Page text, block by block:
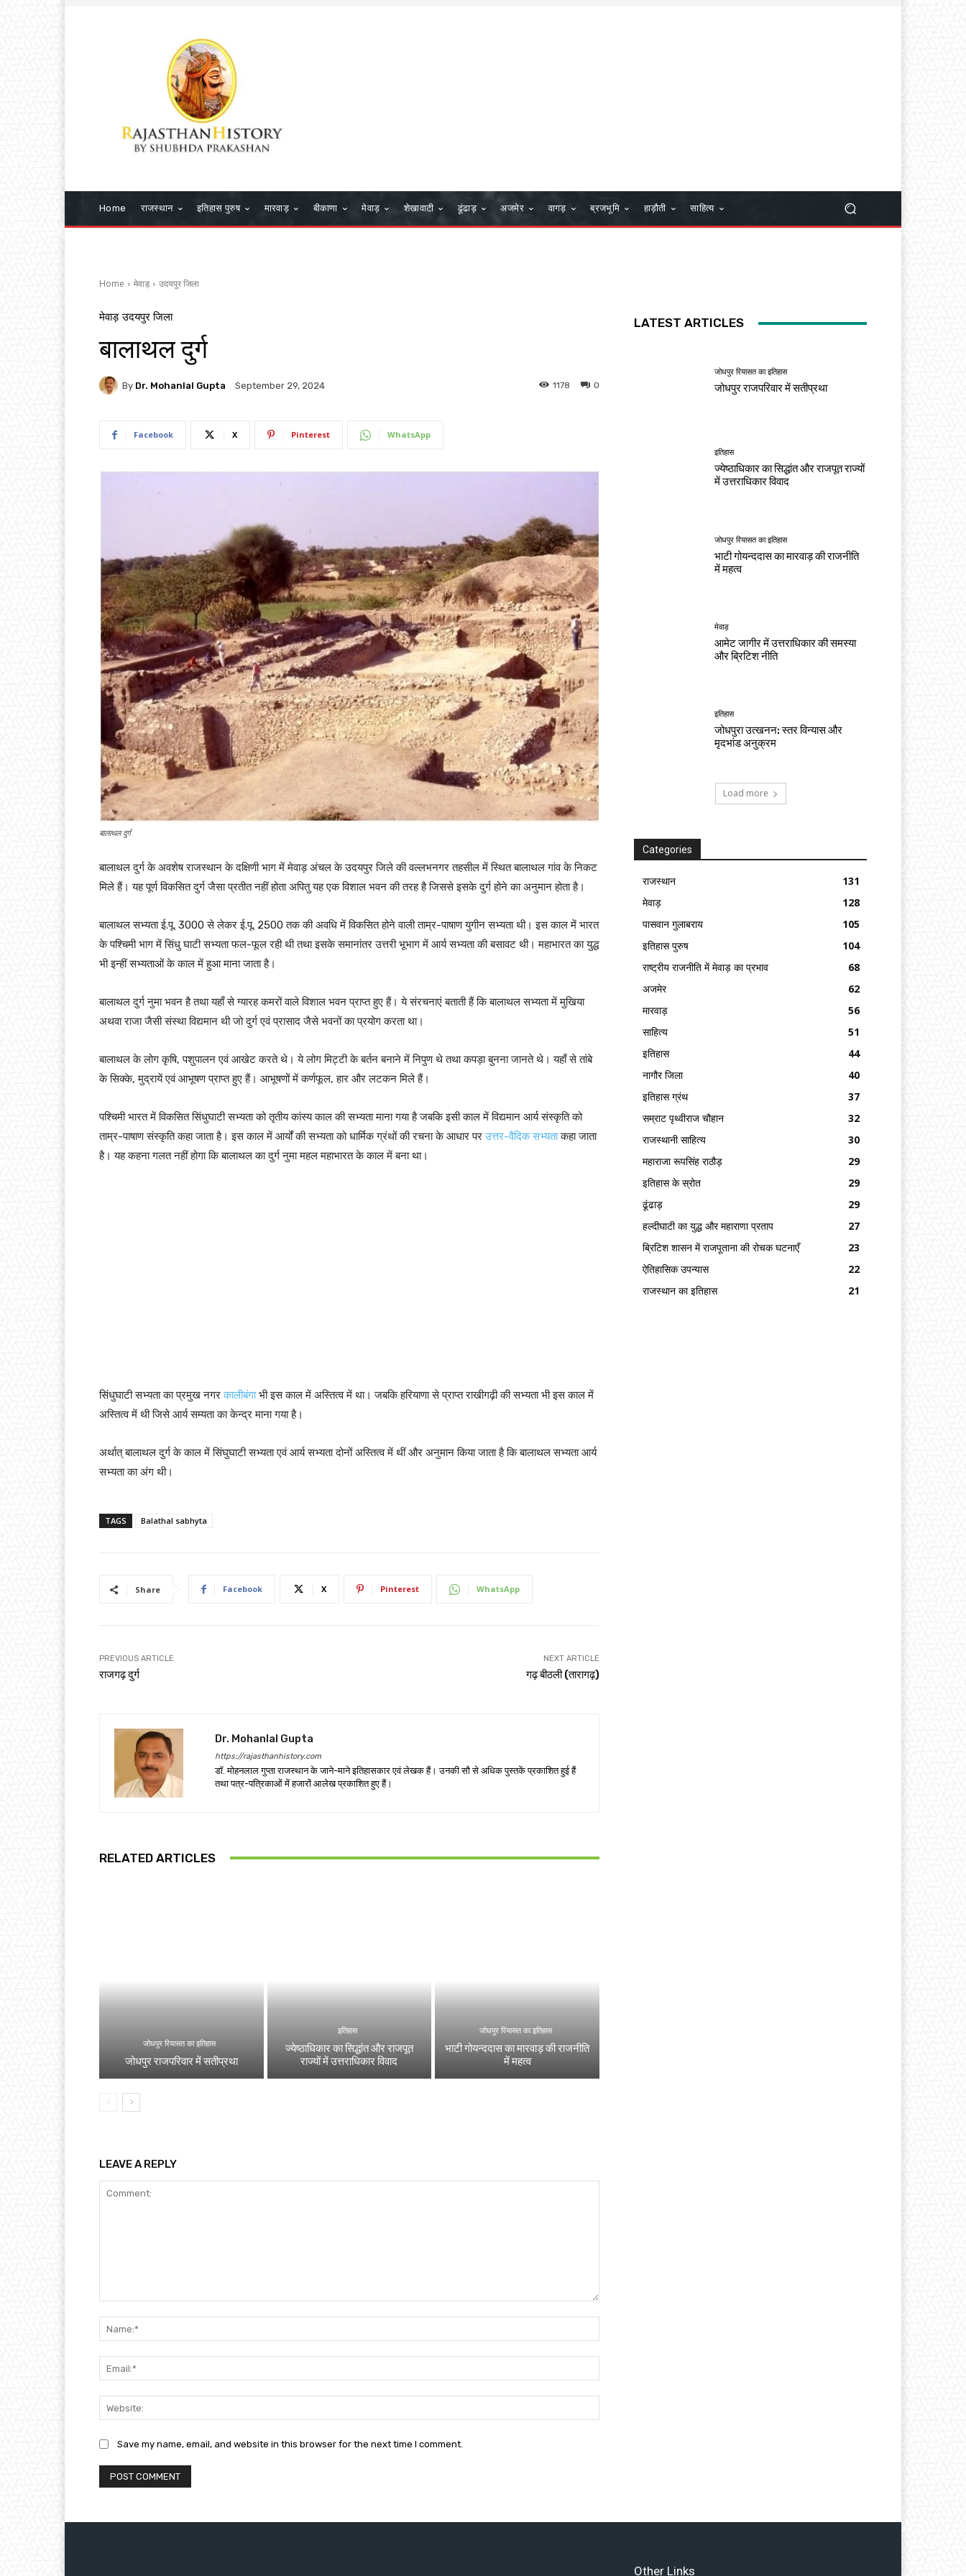
Home राजस्थान इतिहास पुरुष मारवाड़ बीकाणा मेवाड़ शेखावाटी ढूंढाड़ अजमेर वागड़ ब्रजभूमि हाड़ौती साहित्य
Home मेवाड़ उदयपुर जिला
मेवाड़ उदयपुर जिला
बालाथल दुर्ग
By Dr. Mohanlal Gupta September 29, 2024 0
1178
Facebook X Pinterest WhatsApp
बालाथल दुर्ग
बालाथल दुर्ग के अवशेष राजस्थान के दक्षिणी भाग में मेवाड़ अंचल के उदयपुर जिले की वल्लभनगर तहसील में स्थित बालाथल गांव के निकट
मिले हैं। यह पूर्ण विकसित दुर्ग जैसा प्रतीत नहीं होता अपितु यह एक विशाल भवन की तरह है जिससे इसके दुर्ग होने का अनुमान होता है।
बालाथल सभ्यता ई.पू. 3000 से लेकर ई.पू. 2500 तक की अवधि में विकसित होने वाली ताम्र-पाषाण युगीन सभ्यता थी। इस काल में भारत
के पश्चिमी भाग में सिंधु घाटी सभ्यता फल-फूल रही थी तथा इसके समानांतर उत्तरी भूभाग में आर्य सभ्यता की बसावट थी। महाभारत का युद्ध
भी इन्हीं सभ्यताओं के काल में हुआ माना जाता है।
बालाथल दुर्ग नुमा भवन है तथा यहाँ से ग्यारह कमरों वाले विशाल भवन प्राप्त हुए हैं। ये संरचनाएं बताती हैं कि बालाथल सभ्यता में मुखिया
अथवा राजा जैसी संस्था विद्यमान थी जो दुर्ग एवं प्रासाद जैसे भवनों का प्रयोग करता था।
बालाथल के लोग कृषि, पशुपालन एवं आखेट करते थे। ये लोग मिट्टी के बर्तन बनाने में निपुण थे तथा कपड़ा बुनना जानते थे। यहाँ से तांबे
के सिक्के, मुद्रायें एवं आभूषण प्राप्त हुए हैं। आभूषणों में कर्णफूल, हार और लटकन मिले हैं।
पश्चिमी भारत में विकसित सिंधुघाटी सभ्यता को तृतीय कांस्य काल की सभ्यता माना गया है जबकि इसी काल में विद्यमान आर्य संस्कृति को
ताम्र-पाषाण संस्कृति कहा जाता है। इस काल में आर्यों की सभ्यता को धार्मिक ग्रंथों की रचना के आधार परउत्तर-वैदिक सभ्यताकहा जाता
है। यह कहना गलत नहीं होगा कि बालाथल का दुर्ग नुमा महल महाभारत के काल में बना था।
सिंधुघाटी सभ्यता का प्रमुख नगरकालीबंगाभी इस काल में अस्तित्व में था। जबकि हरियाणा से प्राप्त राखीगढ़ी की सभ्यता भी इस काल में
अस्तित्व में थी जिसे आर्य सम्यता का केन्द्र माना गया है।
अर्थात् बालाथल दुर्ग के काल में सिंघुघाटी सभ्यता एवं आर्य सभ्यता दोनों अस्तित्व में थीं और अनुमान किया जाता है कि बालाथल सभ्यता आर्य
सभ्यता का अंग थी।
TAGS Balathal sabhyta
Share Facebook X Pinterest WhatsApp
PREVIOUS ARTICLE
राजगढ़ दुर्ग
NEXT ARTICLE
गढ़ बीठली (तारागढ़)
Dr. Mohanlal Gupta
https://rajasthanhistory.com
डॉ. मोहनलाल गुप्ता राजस्थान के जाने-माने इतिहासकार एवं लेखक हैं। उनकी सौ से अधिक पुस्तकें प्रकाशित हुई हैं
तथा पत्र-पत्रिकाओं में हजारों आलेख प्रकाशित हुए हैं।
RELATED ARTICLES
जोधपुर रियासत का इतिहास
जोधपुर राजपरिवार में सतीप्रथा
इतिहास
ज्येष्ठाधिकार का सिद्धांत और राजपूत
राज्यों में उत्तराधिकार विवाद
जोधपुर रियासत का इतिहास
भाटी गोयन्ददास का मारवाड़ की राजनीति
में महत्व
LEAVE A REPLY
Save my name, email, and website in this browser for the next time I comment.
LATEST ARTICLES
जोधपुर रियासत का इतिहास
जोधपुर राजपरिवार में सतीप्रथा
इतिहास
ज्येष्ठाधिकार का सिद्धांत और राजपूत राज्यों
में उत्तराधिकार विवाद
जोधपुर रियासत का इतिहास
भाटी गोयन्ददास का मारवाड़ की राजनीति
में महत्व
मेवाड़
आमेट जागीर में उत्तराधिकार की समस्या
और ब्रिटिश नीति
इतिहास
जोधपुरा उत्खनन: स्तर विन्यास और
मृदभांड अनुक्रम
Load more
Categories
राजस्थान
131
मेवाड़
128
पासवान गुलाबराय
105
इतिहास पुरुष
104
राष्ट्रीय राजनीति में मेवाड़ का प्रभाव
68
अजमेर
62
मारवाड़
56
साहित्य
51
इतिहास
44
नागौर जिला
40
इतिहास ग्रंथ
37
सम्राट पृथ्वीराज चौहान
32
राजस्थानी साहित्य
30
महाराजा रूपसिंह राठौड़
29
इतिहास के स्रोत
29
ढूंढाड़
29
हल्दीघाटी का युद्ध और महाराणा प्रताप
27
ब्रिटिश शासन में राजपूताना की रोचक घटनाएँ
23
ऐतिहासिक उपन्यास
22
राजस्थान का इतिहास
21
Other Links